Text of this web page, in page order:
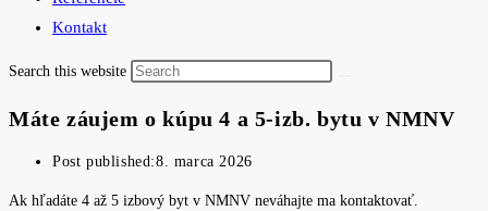
Kontakt
Search this website
Máte záujem o kúpu 4 a 5-izb. bytu v NMNV
Post published:8. marca 2026
Ak hľadáte 4 až 5 izbový byt v NMNV neváhajte ma kontaktovať.